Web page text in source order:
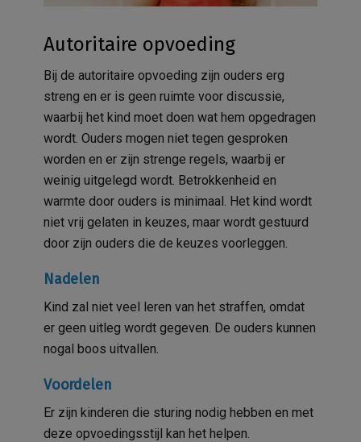
Autoritaire opvoeding
Bij de autoritaire opvoeding zijn ouders erg
streng en er is geen ruimte voor discussie,
waarbij het kind moet doen wat hem opgedragen
wordt. Ouders mogen niet tegen gesproken
worden en er zijn strenge regels, waarbij er
weinig uitgelegd wordt. Betrokkenheid en
warmte door ouders is minimaal. Het kind wordt
niet vrij gelaten in keuzes, maar wordt gestuurd
door zijn ouders die de keuzes voorleggen.
Nadelen
Kind zal niet veel leren van het straffen, omdat
er geen uitleg wordt gegeven. De ouders kunnen
nogal boos uitvallen.
Voordelen
Er zijn kinderen die sturing nodig hebben en met
deze opvoedingsstijl kan het helpen.